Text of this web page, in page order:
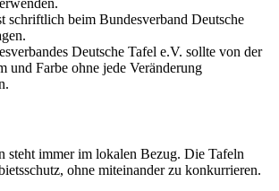
schriftlich beim Bundesverband Deutsche
Deutsche Tafel e.V. sollte von der
und Farbe ohne jede Veränderung
steht immer im lokalen Bezug. Die Tafeln
ohne miteinander zu konkurrieren.